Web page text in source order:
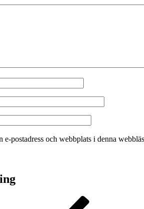
e-postadress och webbplats i denna